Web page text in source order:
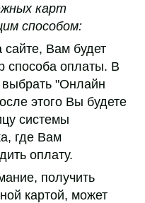
карт
способом:
Вам будет
способа оплаты. В
"Онлайн
этого Вы будете
системы
где Вам
оплату.
получить
картой, может